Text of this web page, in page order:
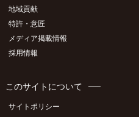
地域貢献
特許・意匠
メディア掲載情報
採用情報
このサイトについて
サイトポリシー